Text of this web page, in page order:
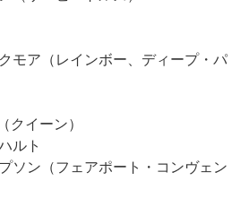
モア（レインボー、ディープ・パ
クイーン）
ルト
ソン（フェアポート・コンヴェン